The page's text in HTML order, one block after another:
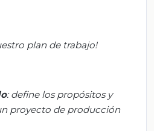
plan de trabajo!
: define los propósitos y
proyecto de producción